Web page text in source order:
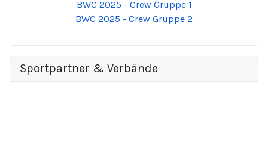
BWC 2025 - Crew Gruppe 1
BWC 2025 - Crew Gruppe 2
Sportpartner & Verbände